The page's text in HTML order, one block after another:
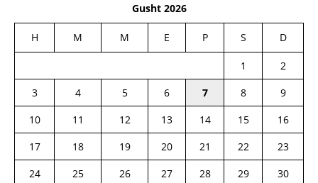
Gusht 2026
H M M E P S D
1
2
3
4 5 6 7 8
9
10
11 12 13 14 15
16
17
18 19 20 21 22
23
24
25 26 27 28 29
30